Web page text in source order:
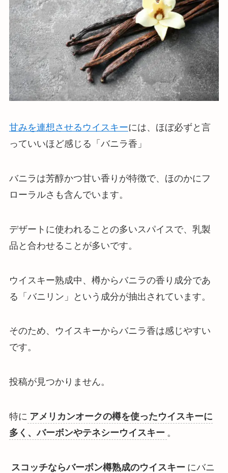
甘みを連想させるウイスキーには、ほぼ必ずと言
っていいほど感じる「バニラ香」
バニラは芳醇かつ甘い香りが特徴で、ほのかにフ
ローラルさも含んでいます。
デザートに使われることの多いスパイスで、乳製
品と合わせることが多いです。
ウイスキー熟成中、樽からバニラの香り成分であ
る「バニリン」という成分が抽出されています。
そのため、ウイスキーからバニラ香は感じやすい
です。
投稿が見つかりません。
特に アメリカンオークの樽を使ったウイスキーに
多く、バーボンやテネシーウイスキー 。
スコッチならバーボン樽熟成のウイスキー にバニ